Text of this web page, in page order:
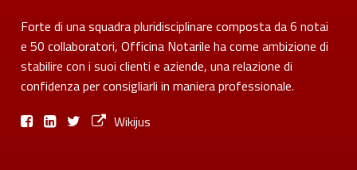
Forte di una squadra pluridisciplinare composta da 6 notai
e 50 collaboratori, Officina Notarile ha come ambizione di
stabilire con i suoi clienti e aziende, una relazione di
confidenza per consigliarli in maniera professionale.
Wikijus